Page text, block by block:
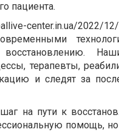
пациента.
center.in.ua/2022/
восстановлению.
терапевты,
и следят за
на пути к
помощь,